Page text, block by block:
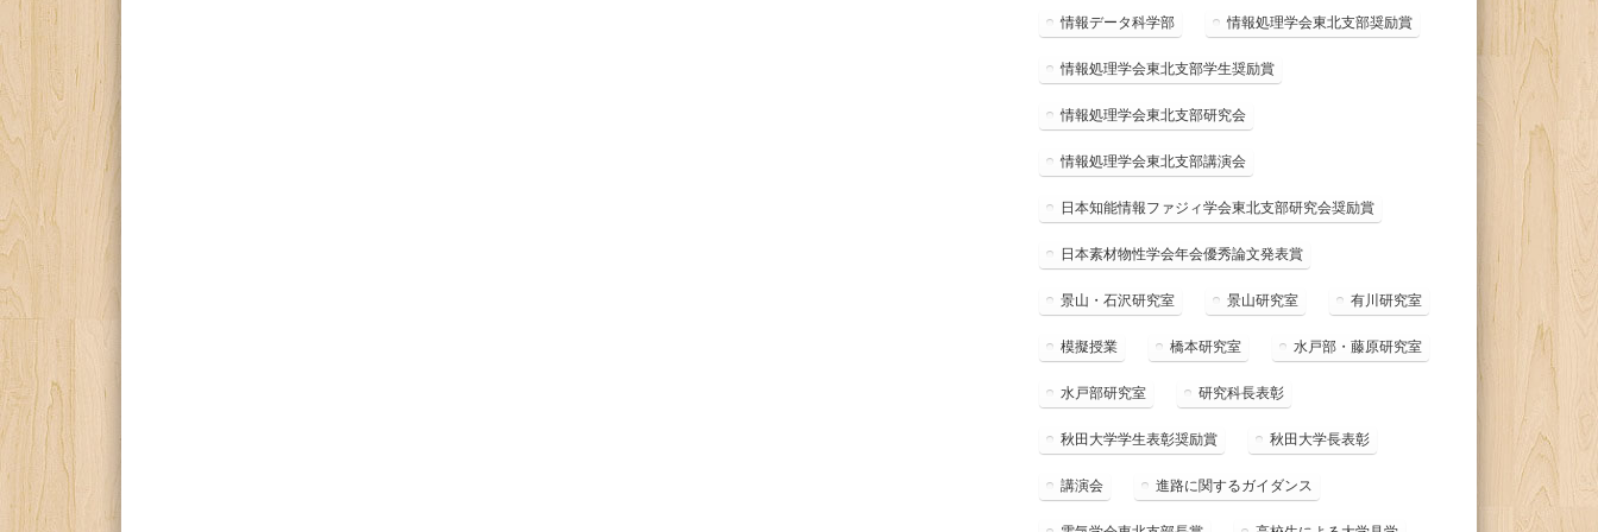
情報データ科学部 情報処理学会東北支部奨励賞
情報処理学会東北支部学生奨励賞
情報処理学会東北支部研究会
情報処理学会東北支部講演会
日本知能情報ファジィ学会東北支部研究会奨励賞
日本素材物性学会年会優秀論文発表賞
景山・石沢研究室 景山研究室 有川研究室
模擬授業 橋本研究室 水戸部・藤原研究室
水戸部研究室 研究科長表彰
秋田大学学生表彰奨励賞 秋田大学長表彰
講演会 進路に関するガイダンス